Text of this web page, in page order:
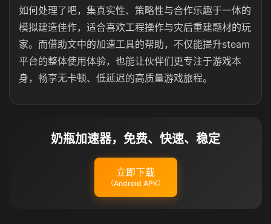
如何处理了吧，集真实性、策略性与合作乐趣于一体的
模拟建造佳作，适合喜欢工程操作与灾后重建题材的玩
家。而借助文中的加速工具的帮助，不仅能提升steam
平台的整体使用体验，也能让伙伴们更专注于游戏本
身，畅享无卡顿、低延迟的高质量游戏旅程。
奶瓶加速器，免费、快速、稳定
立即下载
（Android APK）